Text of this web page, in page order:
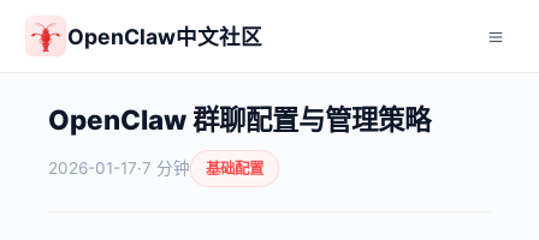
OpenClaw中文社区
OpenClaw 群聊配置与管理策略
2026-01-17·7 分钟 基础配置